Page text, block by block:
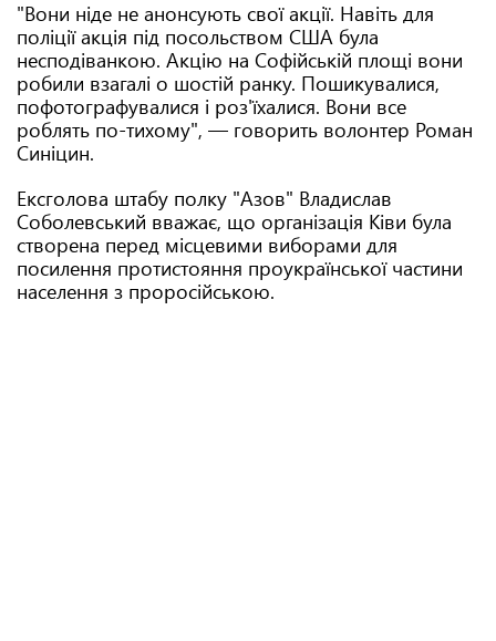
"Вони ніде не анонсують свої акції. Навіть для
поліції акція під посольством США була
несподіванкою. Акцію на Софійській площі вони
робили взагалі о шостій ранку. Пошикувалися,
пофотографувалися і роз'їхалися. Вони все
роблять по-тихому", — говорить волонтер Роман
Синіцин.
Ексголова штабу полку "Азов" Владислав
Соболевський вважає, що організація Ківи була
створена перед місцевими виборами для
посилення протистояння проукраїнської частини
населення з проросійською.